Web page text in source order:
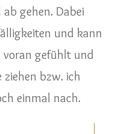
gehen. Dabei
und kann
gefühlt und
ziehen bzw. ich
einmal nach.